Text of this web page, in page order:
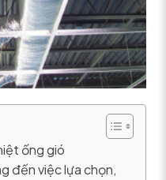
ống gió
đến việc lựa chọn,